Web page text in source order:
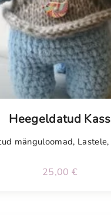
Heegeldatud Kass
mänguloomad, Lastele,
25,00 €